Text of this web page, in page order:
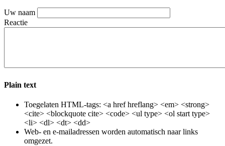
Uw naam
Reactie
Plain text
Toegelaten HTML-tags: <a href hreflang> <em> <strong>
<cite> <blockquote cite> <code> <ul type> <ol start type>
<li> <dl> <dt> <dd>
Web- en e-mailadressen worden automatisch naar links
omgezet.